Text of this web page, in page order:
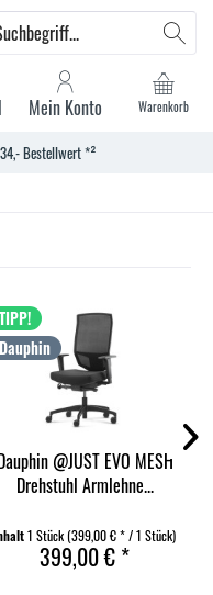
Bestellwert *²
Warenkorb
Mein Konto
TIPP!
Dauphin
@JUST EVO MESH
Drehstuhl Armlehne...
1 Stück(399,00 € * / 1 Stück)
399,00 € *